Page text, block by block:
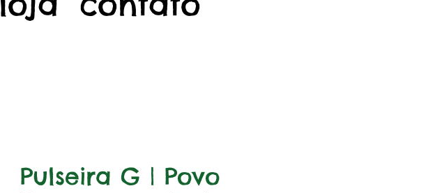
Pulseira G | Povo